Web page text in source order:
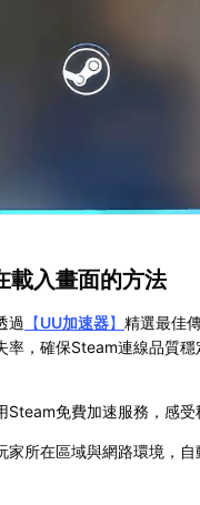
載入畫面的方法
過 【UU加速器】 精選最佳
率，確保Steam連線品質
Steam免費加速服務，感受
家所在區域與網路環境，